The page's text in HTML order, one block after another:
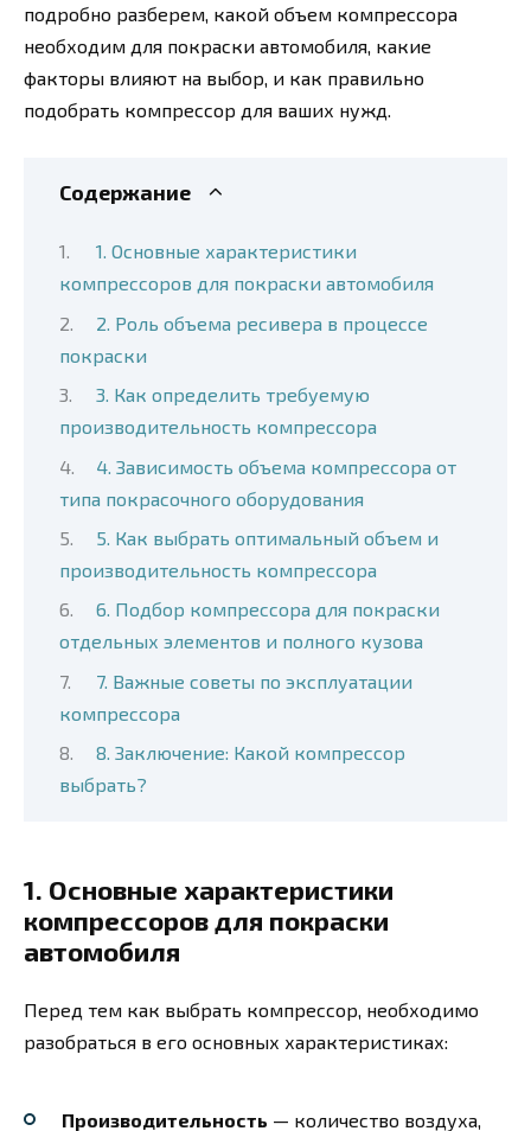
подробно разберем, какой объем компрессора
необходим для покраски автомобиля, какие
факторы влияют на выбор, и как правильно
подобрать компрессор для ваших нужд.
Содержание
1. Основные характеристики
компрессоров для покраски автомобиля
2. Роль объема ресивера в процессе
покраски
3. Как определить требуемую
производительность компрессора
4. Зависимость объема компрессора от
типа покрасочного оборудования
5. Как выбрать оптимальный объем и
производительность компрессора
6. Подбор компрессора для покраски
отдельных элементов и полного кузова
7. Важные советы по эксплуатации
компрессора
8. Заключение: Какой компрессор
выбрать?
1. Основные характеристики
компрессоров для покраски
автомобиля
Перед тем как выбрать компрессор, необходимо
разобраться в его основных характеристиках:
Производительность — количество воздуха,